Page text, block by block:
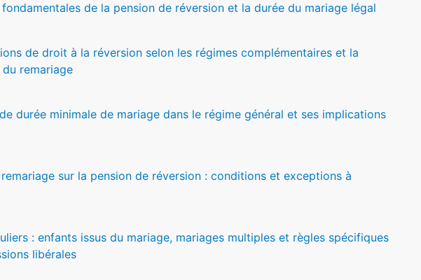
fondamentales de la pension de réversion et la durée du mariage légal
de droit à la réversion selon les régimes complémentaires et la
remariage
de durée minimale de mariage dans le régime général et ses implications
sur la pension de réversion : conditions et exceptions à
: enfants issus du mariage, mariages multiples et règles spécifiques
libérales